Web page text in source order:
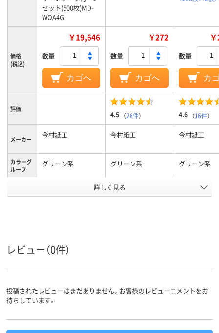
セット(500枚)MD-
WOA4G
価格
(税込)
￥19,646
数量
カゴへ
￥272
数量
カゴへ
数量
カ
評価
4.5 （26件） 4.6 （16件）
メーカー 今村紙工 今村紙工 今村紙工
カラーグ
ループ
グリーン系 グリーン系 グリーン系
テープなし テープなし
留め具の
有無
なし
封筒裏面
アスクル
商品環境
詳しく見る
レビュー（0件）
投稿されたレビューはまだありません。お客様のレビューコメントをお
待ちしています。